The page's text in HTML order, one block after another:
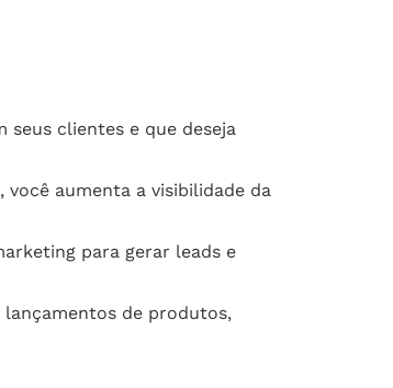
seus clientes e que deseja
aumenta a visibilidade da
para gerar leads e
lançamentos de produtos,